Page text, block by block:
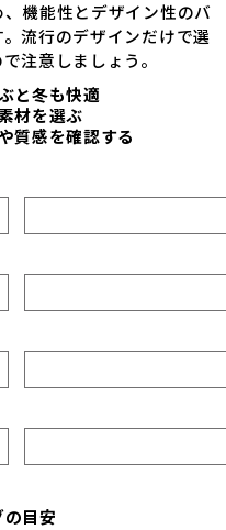
機能性とデザイン性のバ
流行のデザインだけで選
注意しましょう。
と冬も快適
材を選ぶ
質感を確認する
目安